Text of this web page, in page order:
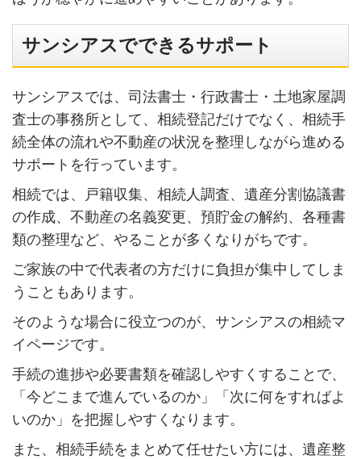
サンシアスでできるサポート
サンシアスでは、司法書士・行政書士・土地家屋調
査士の事務所として、相続登記だけでなく、相続手
続全体の流れや不動産の状況を整理しながら進める
サポートを行っています。
相続では、戸籍収集、相続人調査、遺産分割協議書
の作成、不動産の名義変更、預貯金の解約、各種書
類の整理など、やることが多くなりがちです。
ご家族の中で代表者の方だけに負担が集中してしま
うこともあります。
そのような場合に役立つのが、サンシアスの相続マ
イページです。
手続の進捗や必要書類を確認しやすくすることで、
「今どこまで進んでいるのか」「次に何をすればよ
いのか」を把握しやすくなります。
また、相続手続をまとめて任せたい方には、遺産整